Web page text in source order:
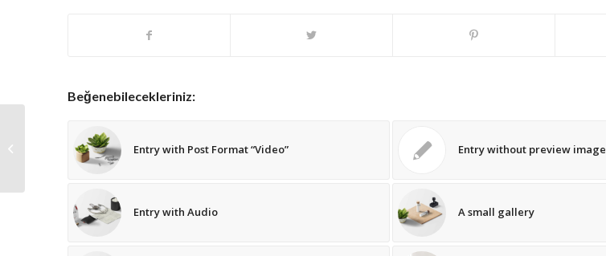
Beğenebilecekleriniz:
Entry with Post Format “Video” Entry without preview image
Entry with Audio A small gallery
A nice post